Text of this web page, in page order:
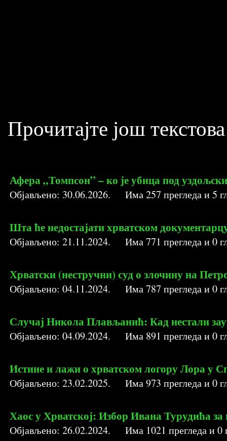
Прочитајте још
Афе­ра­ „Томпсон” ­– ко је убица под
Објављено: 30.06.2026. Има257 прегледа и5
Шта ће недостајати хрватском
Објављено: 21.11.2024. Има771 прегледа и0
Хрватски (нестручни) суд о злочину на
Објављено: 04.11.2024. Има787 прегледа и0
Случај Никола Плављанић: Кад нестали
Објављено: 04.09.2024. Има 891 прегледа и0
Истине и лажи о хрватском логору Лора у
Објављено: 23.02.2025. Има973 прегледа и0
Хаос у Хрватској: Избор Ивана Турудића
Објављено: 26.02.2024. Има 1021 прегледа и0